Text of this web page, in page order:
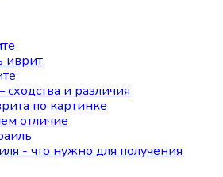
иврит
и различия
по картинке
отличие
- что нужно для получения